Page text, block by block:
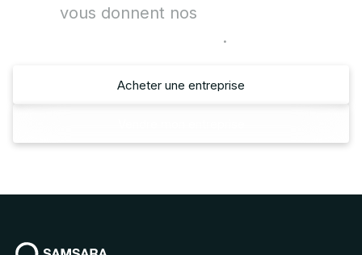
vous donnent nos
.
Acheter une entreprise